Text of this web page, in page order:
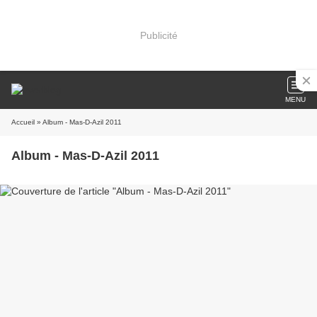
Publicité
MENU
Accueil » Album - Mas-D-Azil 2011
Album - Mas-D-Azil 2011